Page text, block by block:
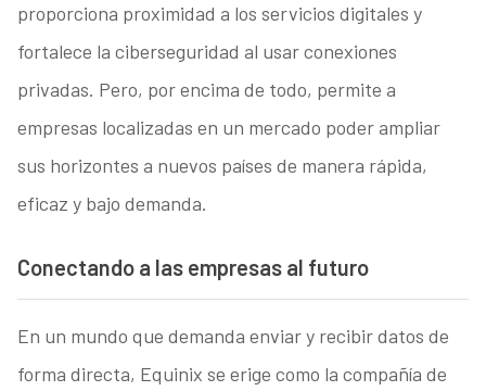
proporciona proximidad a los servicios digitales y
fortalece la ciberseguridad al usar conexiones
privadas. Pero, por encima de todo, permite a
empresas localizadas en un mercado poder ampliar
sus horizontes a nuevos países de manera rápida,
eficaz y bajo demanda.
Conectando a las empresas al futuro
En un mundo que demanda enviar y recibir datos de
forma directa, Equinix se erige como la compañía de